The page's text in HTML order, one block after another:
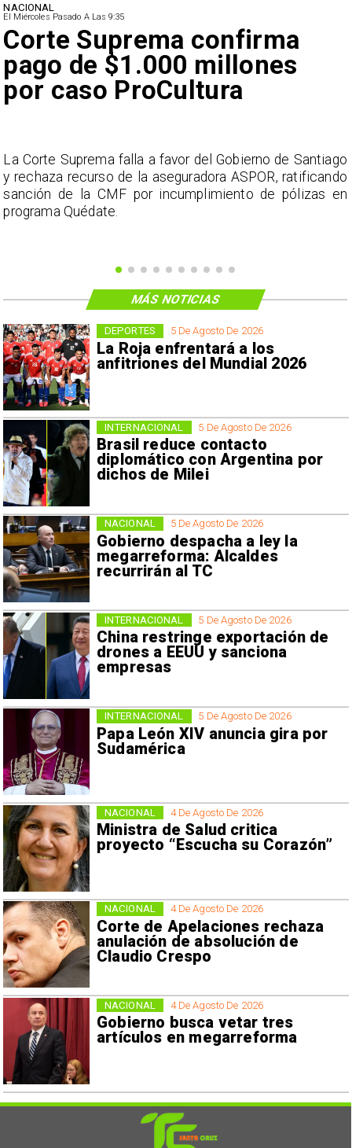
NACIONAL
El Miércoles Pasado A Las 9:35
Corte Suprema confirma
pago de $1.000 millones
por caso ProCultura
La Corte Suprema falla a favor del Gobierno de Santiago
y rechaza recurso de la aseguradora ASPOR, ratificando
sanción de la CMF por incumplimiento de pólizas en
programa Quédate.
5 De Agosto De 2026
La Roja enfrentará a los
anfitriones del Mundial 2026
DEPORTES
5 De Agosto De 2026
Brasil reduce contacto
diplomático con Argentina por
dichos de Milei
INTERNACIONAL
5 De Agosto De 2026
Gobierno despacha a ley la
megarreforma: Alcaldes
recurrirán al TC
NACIONAL
5 De Agosto De 2026
China restringe exportación de
drones a EEUU y sanciona
empresas
INTERNACIONAL
5 De Agosto De 2026
Papa León XIV anuncia gira por
Sudamérica
INTERNACIONAL
4 De Agosto De 2026
Ministra de Salud critica
proyecto “Escucha su Corazón”
NACIONAL
4 De Agosto De 2026
Corte de Apelaciones rechaza
anulación de absolución de
Claudio Crespo
NACIONAL
4 De Agosto De 2026
Gobierno busca vetar tres
artículos en megarreforma
NACIONAL
MÁS NOTICIAS